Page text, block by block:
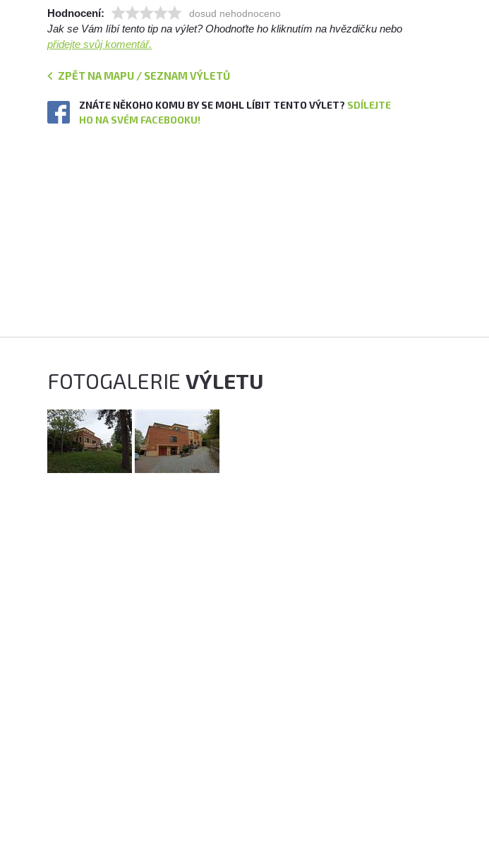
Hodnocení: dosud nehodnoceno
Jak se Vám líbí tento tip na výlet? Ohodnoťte ho kliknutím na hvězdičku nebo
přidejte svůj komentář.
ZPĚT NA MAPU / SEZNAM VÝLETŮ
ZNÁTE NĚKOHO KOMU BY SE MOHL LÍBIT TENTO VÝLET? SDÍLEJTE
HO NA SVÉM FACEBOOKU!
FOTOGALERIEVÝLETU